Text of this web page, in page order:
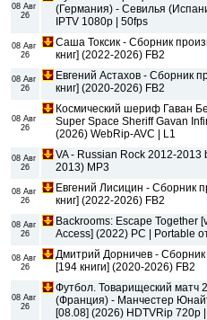
08 Авг
26
(Германия) - Севилья
IPTV 1080p | 50fps
08 Авг
26
Саша Токсик - Сборник
книг] (2022-2026) FB2
08 Авг
26
Евгений Астахов - Сборник
книг] (2020-2026) FB2
08 Авг
26
Космический шериф Гаван
Super Space Sheriff Gavan
(2026) WebRip-AVC | L1
08 Авг
26
VA - Russian Rock 2012-2013
2013) MP3
08 Авг
26
Евгений Лисицин - Сборник
книг] (2022-2026) FB2
08 Авг
26
Backrooms: Escape Together
Access] (2022) PC | Portable
08 Авг
26
Дмитрий Дорничев -
[194 книги] (2020-2026) FB2
08 Авг
26
Футбол. Товарищеский
(Франция) - Манчестер
[08.08] (2026) HDTVRip 720p